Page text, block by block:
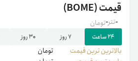
قیمت(BOME)
-تومان -تتر
۲۴ ساعت ۷ روز ۳۰ روز
بالاترین ‌ترین قیمت تومان